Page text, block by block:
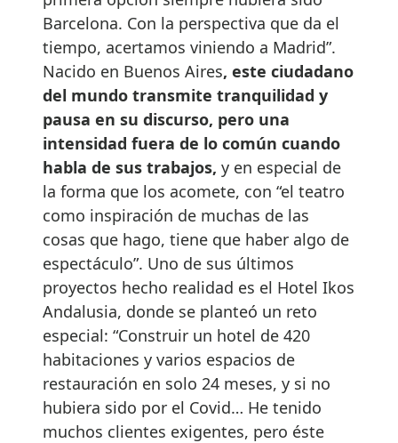
Barcelona. Con la perspectiva que da el
tiempo, acertamos viniendo a Madrid”.
Nacido en Buenos Aires, este ciudadano
del mundo transmite tranquilidad y
pausa en su discurso, pero una
intensidad fuera de lo común cuando
habla de sus trabajos, y en especial de
la forma que los acomete, con “el teatro
como inspiración de muchas de las
cosas que hago, tiene que haber algo de
espectáculo”. Uno de sus últimos
proyectos hecho realidad es el Hotel Ikos
Andalusia, donde se planteó un reto
especial: “Construir un hotel de 420
habitaciones y varios espacios de
restauración en solo 24 meses, y si no
hubiera sido por el Covid… He tenido
muchos clientes exigentes, pero éste